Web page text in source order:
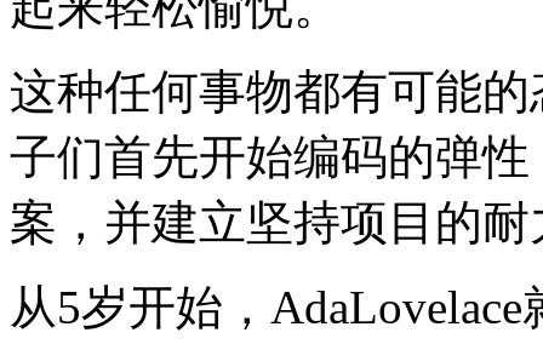
这种任何事物都有可能
子们首先开始编码的弹
案，并建立坚持项目的耐
从5岁开始，